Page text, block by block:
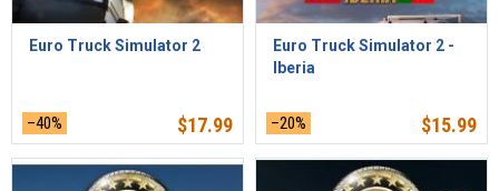
Euro Truck Simulator 2
–40% $17.99
Euro Truck Simulator 2 -
Iberia
–20% $15.99